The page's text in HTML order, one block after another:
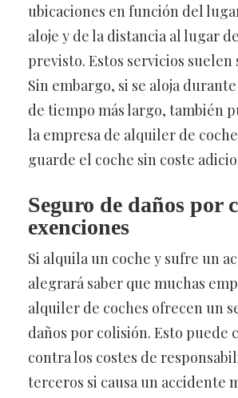
ubicaciones en función del
aloje y de la distancia al lugar
previsto. Estos servicios suelen
Sin embargo, si se aloja
de tiempo más largo, también
la empresa de alquiler de
guarde el coche sin coste
Seguro de daños por
exenciones
Si alquila un coche y sufre un
alegrará saber que muchas
alquiler de coches ofrecen un
daños por colisión. Esto puede
contra los costes de
terceros si causa un accidente